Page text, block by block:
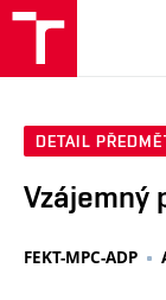
DETAIL
Vzájemný
FEKT-MPC-ADP